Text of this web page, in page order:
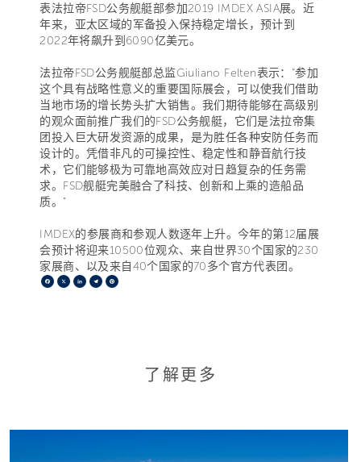
表法拉帝FSD公务舰艇部参加2019 IMDEX ASIA展。近
年来，亚太区域的军备投入保持稳定增长，预计到
2022年将飙升到6090亿美元。
法拉帝FSD公务舰艇部总监Giuliano Felten表示：“参加
这个具有战略性意义的重要国际展会，可以使我们借助
当地市场的增长势头扩大销售。我们期待能够在高级别
的观众面前推广我们的FSD公务舰艇，它们是法拉帝集
团投入巨大研发资源的成果，是为胜任各种安防任务而
设计的。凭借非凡的可操控性、稳定性和静音航行技
术，它们能够极为可靠地高效应对日趋复杂的任务需
求。FSD舰艇完美融合了科技、创新和上乘的造船品
质。”
IMDEX的参展商和参观人数逐年上升。今年的第12届展
会预计将迎来10500位观众、来自世界30个国家的230
家展商、以及来自40个国家的70多个官方代表团。
Facebook
X LinkedIn
Telegram
了解更多